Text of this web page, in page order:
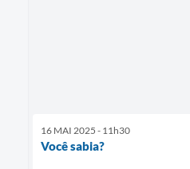
16 MAI 2025 - 11h30
Você sabia?